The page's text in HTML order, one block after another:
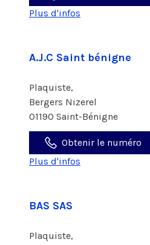
Plus d'infos
A.J.C Saint bénigne
Plaquiste,
Bergers Nizerel
01190 Saint-Bénigne
Obtenir le numéro
Plus d'infos
BAS SAS
Plaquiste,